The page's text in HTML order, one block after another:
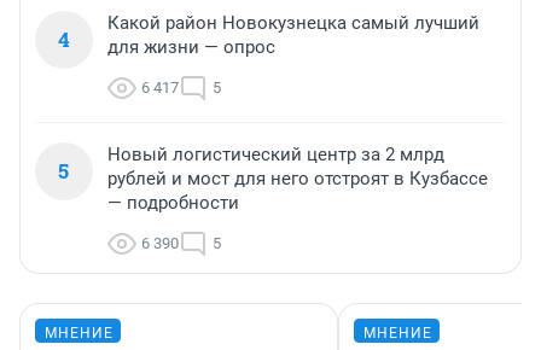
4
Какой район Новокузнецка самый лучший
для жизни — опрос
6 417 5
5
Новый логистический центр за 2 млрд
рублей и мост для него отстроят в Кузбассе
— подробности
6 390 5
МНЕНИЕ МНЕНИЕ